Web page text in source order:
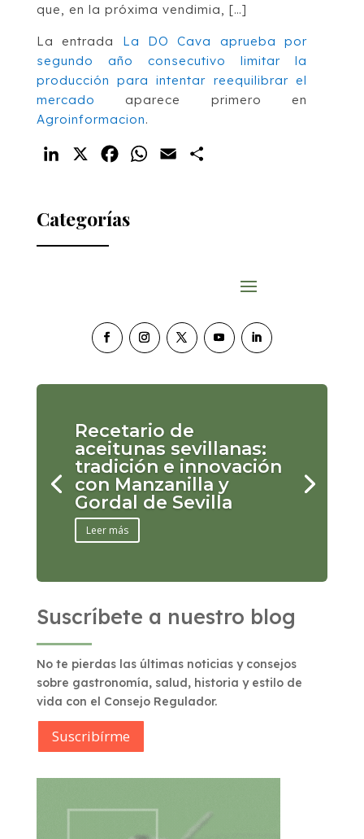
que, en la próxima vendimia, […]
La entrada La DO Cava aprueba por
segundo año consecutivo limitar la
producción para intentar reequilibrar el
mercado aparece primero en
Agroinformacion.
LinkedIn FacebookWhatsApp
Email
Categorías
Recetario de
aceitunas sevillanas:
tradición e innovación
con Manzanilla y
Gordal de Sevilla
Leer más
Suscríbete a nuestro blog
No te pierdas las últimas noticias y consejos
sobre gastronomía, salud, historia y estilo de
vida con el Consejo Regulador.
Suscribírme